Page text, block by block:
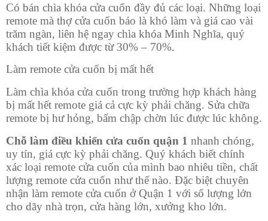
Có bán chìa khóa cửa cuốn đầy đủ các loại. Những loại
remote mà thợ cửa cuốn báo là khó làm và giá cao vài
trăm ngàn, liên hệ ngay chìa khóa Minh Nghĩa, quý
khách tiết kiệm được từ 30% – 70%.
Làm remote cửa cuốn bị mất hết
Làm chìa khóa cửa cuốn trong trường hợp khách hàng
bị mất hết remote giá cả cực kỳ phải chăng. Sửa chữa
remote bị hư hỏng, bấm chập chờn lúc được lúc không.
Chỗ làm điều khiển cửa cuốn quận 1 nhanh chóng,
uy tín, giá cực kỳ phải chăng. Quý khách biết chính
xác loại remote cửa cuốn của mình bao nhiêu tiền, chất
lượng remote cửa cuốn như thế nào. Đặc biệt chuyên
nhận làm remote cửa cuốn ở Quận 1 với số lượng lớn
cho dãy nhà trọn, cửa hàng lớn, xưởng kho lớn.